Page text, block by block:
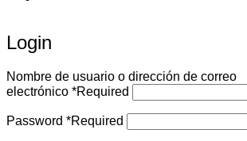
Login
Nombre de usuario o dirección de correo
electrónico *Required
Password *Required